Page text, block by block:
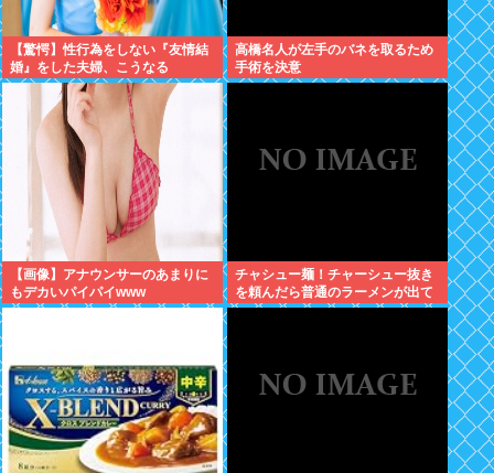
【驚愕】性行為をしない『友情結
婚』をした夫婦、こうなる
⇒･･･！！！
高橋名人が左手のバネを取るため
手術を決意
【画像】アナウンサーのあまりに
もデカいパイパイwww
チャシュー麺！チャーシュー抜き
を頼んだら普通のラーメンが出て
きたんだが、これっておかしくね